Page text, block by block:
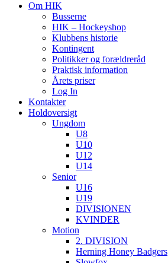
Om HIK
Busserne
HIK – Hockeyshop
Klubbens historie
Kontingent
Politikker og forældreråd
Praktisk information
Årets priser
Log In
Kontakter
Holdoversigt
Ungdom
U8
U10
U12
U14
Senior
U16
U19
DIVISIONEN
KVINDER
Motion
2. DIVISION
Herning Honey Badgers